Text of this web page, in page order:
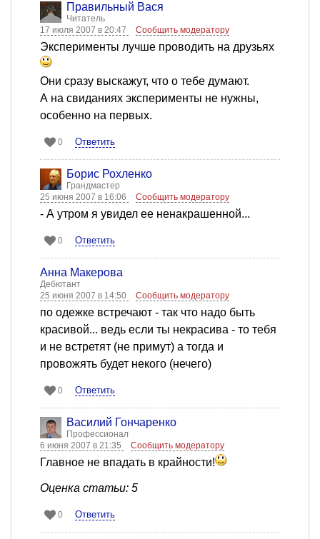
Правильный Вася
Читатель
17 июля 2007 в 20:47
Сообщить модератору
Эксперименты лучше проводить на друзьях
Они сразу выскажут, что о тебе думают.
А на свиданиях эксперименты не нужны,
особенно на первых.
0 Ответить
Борис Рохленко
Грандмастер
25 июня 2007 в 16:06
Сообщить модератору
- А утром я увидел ее ненакрашенной...
0 Ответить
Анна Макерова
Дебютант
25 июня 2007 в 14:50
Сообщить модератору
по одежке встречают - так что надо быть
красивой... ведь если ты некрасива - то тебя
и не встретят (не примут) а тогда и
провожять будет некого (нечего)
0 Ответить
Василий Гончаренко
Профессионал
6 июня 2007 в 21:35
Сообщить модератору
Главное не впадать в крайности!
Оценка статьи: 5
0 Ответить